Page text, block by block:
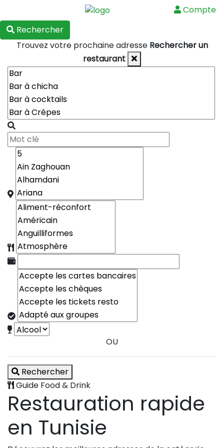
Compte
Rechercher
Trouvez votre prochaine adresse Rechercher un
restaurant
OU
Rechercher
Guide Food & Drink
Restauration rapide
en Tunisie